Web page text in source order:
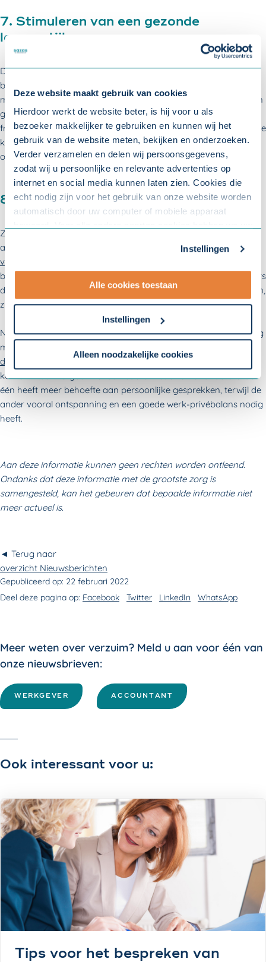
Deze website maakt gebruik van cookies
Hierdoor werkt de website beter, is hij voor u als
bezoeker makkelijker te gebruiken en kunnen wij het
gebruik van de website meten, bekijken en onderzoeken.
Verder verzamelen en delen wij persoonsgegevens,
zodat wij u persoonlijke en relevante advertenties op
internet en social media kunnen laten zien. Cookies die
echt nodig zijn voor het gebruik van onze website worden
automatisch door uw computer of mobiele apparaat
aanpassen. Met uw toestemming delen wij uw gegevens
- Lees hier onzeprivacyverklaringen onze
Om uw toestemmingsvoorkeur te wijzigen, klikt u op
Instellingen
Alle cookies toestaan
Instellingen
Alleen noodzakelijke cookies
7. Stimuleren van een gezonde
levensstijl
Door gezond te leven, op het gebied van voeding maar ook
beweging, zitten medewerkers beter in hun vel: fysiek én
mentaal. Een werkgever kan dit simpel stimuleren door voor een
gezonde lunch te zorgen of de kantine te voorzien van een
fruitmand. Moedig medewerkers aan om op de fiets naar werk te
komen, als de afstand het toelaat, en geef bijvoorbeeld korting
op een sportschool in de buurt.
8. Ga het gesprek aan
Zit de medewerker lekker in zijn/haar vel? Het is van belang om
als werkgever
in gesprek te gaan met medewerkers over hun
vitaliteit
bepaalde doelen voor ogen om naartoe te werken? Medewerkers
die uitdaging hebben in hun werk en het nut van hun werk inzien,
zijn gemotiveerder en productiever.
Natuurlijk is verzuim nooit helemaal te voorkomen en zijn er nog
meer manieren om het
dringen
. Toch kunnen uw klanten met deze tips al een heel eind
komen. Maar vergeet niet dat iedere medewerker anders is: de
één heeft meer behoefte aan persoonlijke gesprekken, terwijl de
ander vooral ontspanning en een goede werk-privébalans nodig
heeft.
Aan deze informatie kunnen geen rechten worden ontleend.
Ondanks dat deze informatie met de grootste zorg is
samengesteld, kan het gebeuren dat bepaalde informatie niet
meer actueel is.
◄ Terug naar
overzicht Nieuwsberichten
Gepubliceerd op: 22 februari 2022
Deel deze pagina op: Facebook Twitter LinkedIn WhatsApp
Meer weten over verzuim? Meld u aan voor één van
onze nieuwsbrieven:
WERKGEVER ACCOUNTANT
Ook interessant voor u:
Tips voor het bespreken van